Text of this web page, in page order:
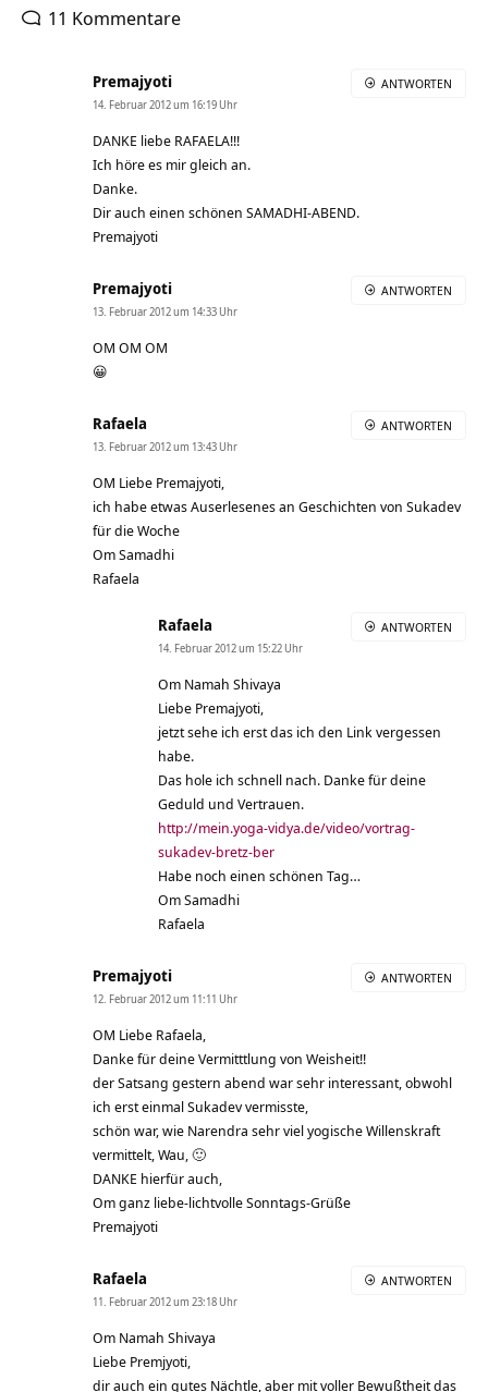
11 Kommentare
Premajyoti
14. Februar 2012 um 16:19 Uhr
DANKE liebe RAFAELA!!!
Ich höre es mir gleich an.
Danke.
Dir auch einen schönen SAMADHI-ABEND.
Premajyoti
ANTWORTEN
Premajyoti
13. Februar 2012 um 14:33 Uhr
OM OM OM
😀
ANTWORTEN
Rafaela
13. Februar 2012 um 13:43 Uhr
OM Liebe Premajyoti,
ich habe etwas Auserlesenes an Geschichten von Sukadev
für die Woche
Om Samadhi
Rafaela
ANTWORTEN
Rafaela
14. Februar 2012 um 15:22 Uhr
Om Namah Shivaya
Liebe Premajyoti,
jetzt sehe ich erst das ich den Link vergessen
habe.
Das hole ich schnell nach. Danke für deine
Geduld und Vertrauen.
http://mein.yoga-vidya.de/video/vortrag-
sukadev-bretz-ber
Habe noch einen schönen Tag…
Om Samadhi
Rafaela
ANTWORTEN
Premajyoti
12. Februar 2012 um 11:11 Uhr
OM Liebe Rafaela,
Danke für deine Vermitttlung von Weisheit!!
der Satsang gestern abend war sehr interessant, obwohl
ich erst einmal Sukadev vermisste,
schön war, wie Narendra sehr viel yogische Willenskraft
vermittelt, Wau, 🙂
DANKE hierfür auch,
Om ganz liebe-lichtvolle Sonntags-Grüße
Premajyoti
ANTWORTEN
Rafaela
11. Februar 2012 um 23:18 Uhr
Om Namah Shivaya
Liebe Premjyoti,
dir auch ein gutes Nächtle, aber mit voller Bewußtheit das
ANTWORTEN